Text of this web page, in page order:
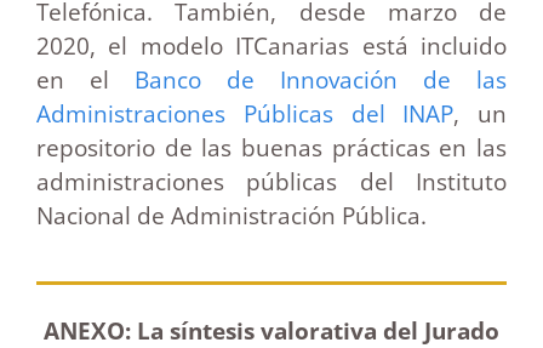
Telefónica. También, desde marzo de
2020, el modelo ITCanarias está incluido
en el Banco de Innovación de las
Administraciones Públicas del INAP, un
repositorio de las buenas prácticas en las
administraciones públicas del Instituto
Nacional de Administración Pública.
ANEXO: La síntesis valorativa del Jurado